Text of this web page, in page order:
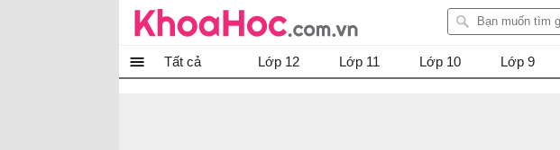
Tất cả Lớp 12 Lớp 11 Lớp 10 Lớp 9